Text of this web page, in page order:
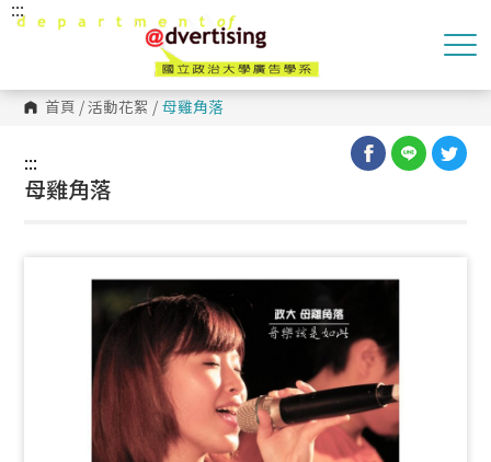
跳
到
內
容
區 首頁 /活動花絮 / 母雞角落
:::
:::
母雞角落